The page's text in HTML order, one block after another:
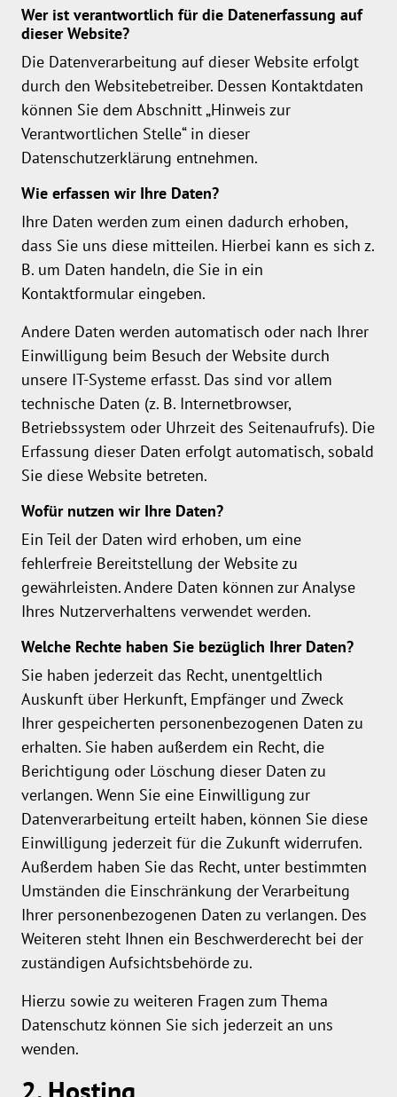
Wer ist verantwortlich für die Datenerfassung auf
dieser Website?
Die Datenverarbeitung auf dieser Website erfolgt
durch den Websitebetreiber. Dessen Kontaktdaten
können Sie dem Abschnitt „Hinweis zur
Verantwortlichen Stelle“ in dieser
Datenschutzerklärung entnehmen.
Wie erfassen wir Ihre Daten?
Ihre Daten werden zum einen dadurch erhoben,
dass Sie uns diese mitteilen. Hierbei kann es sich z.
B. um Daten handeln, die Sie in ein
Kontaktformular eingeben.
Andere Daten werden automatisch oder nach Ihrer
Einwilligung beim Besuch der Website durch
unsere IT-Systeme erfasst. Das sind vor allem
technische Daten (z. B. Internetbrowser,
Betriebssystem oder Uhrzeit des Seitenaufrufs). Die
Erfassung dieser Daten erfolgt automatisch, sobald
Sie diese Website betreten.
Wofür nutzen wir Ihre Daten?
Ein Teil der Daten wird erhoben, um eine
fehlerfreie Bereitstellung der Website zu
gewährleisten. Andere Daten können zur Analyse
Ihres Nutzerverhaltens verwendet werden.
Welche Rechte haben Sie bezüglich Ihrer Daten?
Sie haben jederzeit das Recht, unentgeltlich
Auskunft über Herkunft, Empfänger und Zweck
Ihrer gespeicherten personenbezogenen Daten zu
erhalten. Sie haben außerdem ein Recht, die
Berichtigung oder Löschung dieser Daten zu
verlangen. Wenn Sie eine Einwilligung zur
Datenverarbeitung erteilt haben, können Sie diese
Einwilligung jederzeit für die Zukunft widerrufen.
Außerdem haben Sie das Recht, unter bestimmten
Umständen die Einschränkung der Verarbeitung
Ihrer personenbezogenen Daten zu verlangen. Des
Weiteren steht Ihnen ein Beschwerderecht bei der
zuständigen Aufsichtsbehörde zu.
Hierzu sowie zu weiteren Fragen zum Thema
Datenschutz können Sie sich jederzeit an uns
wenden.